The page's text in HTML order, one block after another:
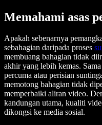
Memahami asas
Apakah sebenarnya
sebahagian daripada proses
membuang bahagian tidak
akhir yang lebih kemas.
percuma atau perisian
memotong bahagian tidak
memperbaiki aliran video.
kandungan utama, kualiti
dikongsi ke media sosial.